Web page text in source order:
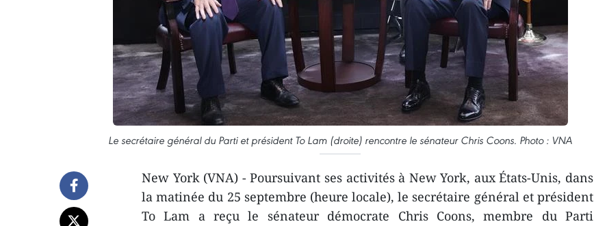
Le secrétaire général du Parti et président To Lam (droite) rencontre le sénateur Chris Coons. Photo : VNA
New York (VNA) - Poursuivant ses activités à New York, aux États-Unis, dans
la matinée du 25 septembre (heure locale), le secrétaire général et président
To Lam a reçu le sénateur démocrate Chris Coons, membre du Parti